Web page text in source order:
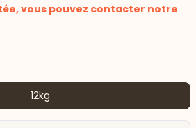
vous pouvez contacter notre
12kg